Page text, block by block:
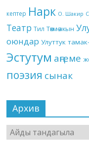
кептер Нарк О. Шакир
Театр Тил Төкмө акын
оюндар Улуттук
Эстутум аңгеме
поэзия сынак
Архив
Архив